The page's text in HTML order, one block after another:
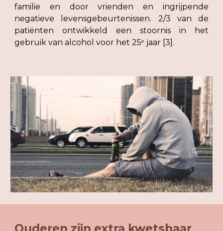
familie en door vrienden en ingrijpende
negatieve levensgebeurtenissen. 2/3 van de
patiënten ontwikkeld een stoornis in het
gebruik van alcohol voor het 25e jaar [3].